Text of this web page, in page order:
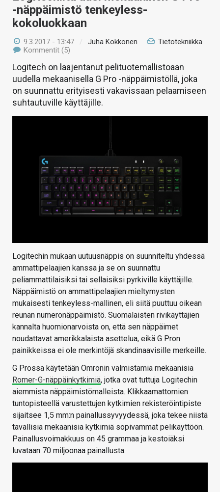
-näppäimistö tenkeyless-
kokoluokkaan
9.3.2017 - 13:47 / Juha Kokkonen
Tietotekniikka
Kommentit (5)
Logitech on laajentanut pelituotemallistoaan
uudella mekaanisella G Pro -näppäimistöllä, joka
on suunnattu erityisesti vakavissaan pelaamiseen
suhtautuville käyttäjille.
Logitechin mukaan uutuusnäppis on suunniteltu yhdessä
ammattipelaajien kanssa ja se on suunnattu
peliammattilaisiksi tai sellaisiksi pyrkiville käyttäjille.
Näppäimistö on ammattipelaajien mieltymysten
mukaisesti tenkeyless-mallinen, eli siitä puuttuu oikean
reunan numeronäppäimistö. Suomalaisten rivikäyttäjien
kannalta huomionarvoista on, että sen näppäimet
noudattavat amerikkalaista asettelua, eikä G Pron
painikkeissa ei ole merkintöjä skandinaavisille merkeille.
G Prossa käytetään Omronin valmistamia mekaanisia
Romer-G-näppäinkytkimiä, jotka ovat tuttuja Logitechin
aiemmista näppäimistömalleista. Klikkaamattomien
tuntopisteellä varustettujen kytkimien rekisteröintipiste
sijaitsee 1,5 mm:n painallussyvyydessä, joka tekee niistä
tavallisia mekaanisia kytkimiä sopivammat pelikäyttöön.
Painallusvoimakkuus on 45 grammaa ja kestoiäksi
luvataan 70 miljoonaa painallusta.